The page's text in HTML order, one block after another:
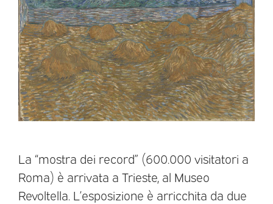
La “mostra dei record” (600.000 visitatori a
Roma) è arrivata a Trieste, al Museo
Revoltella. L’esposizione è arricchita da due